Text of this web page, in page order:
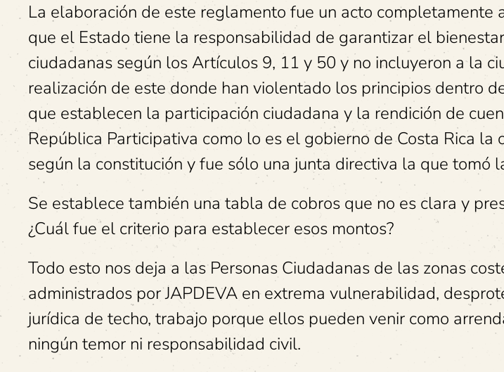
La elaboración de este reglamento fue un acto completamente
que el Estado tiene la responsabilidad de garantizar el
ciudadanas según los Artículos 9, 11 y 50 y no incluyeron a la
realización de este donde han violentado los principios dentro
que establecen la participación ciudadana y la rendición de
República Participativa como lo es el gobierno de Costa Rica la
según la constitución y fue sólo una junta directiva la que tomó
Se establece también una tabla de cobros que no es clara y
¿Cuál fue el criterio para establecer esos montos?
Todo esto nos deja a las Personas Ciudadanas de las zonas
administrados por JAPDEVA en extrema vulnerabilidad,
jurídica de techo, trabajo porque ellos pueden venir como
ningún temor ni responsabilidad civil.